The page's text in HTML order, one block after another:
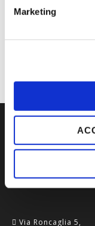
Marketing
TIPOLOGIA
Via Roncaglia 5,